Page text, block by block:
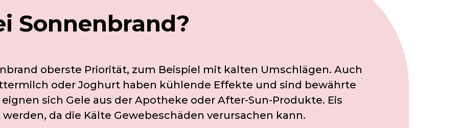
Sonnenbrand?
oberste Priorität, zum Beispiel mit kalten Umschlägen. Auch
oder Joghurt haben kühlende Effekte und sind bewährte
sich Gele aus der Apotheke oder After-Sun-Produkte. Eis
da die Kälte Gewebeschäden verursachen kann.